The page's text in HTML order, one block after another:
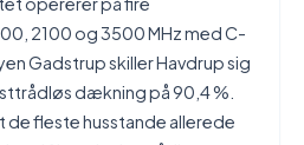
2100 og 3500 MHz med C-
Gadstrup skiller Havdrup sig
dækning på 90,4 %.
fleste husstande allerede